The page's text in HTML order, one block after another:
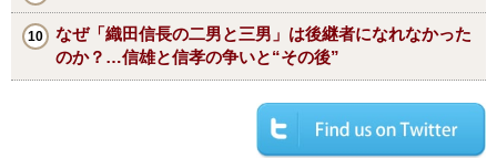
なぜ「織田信長の二男と三男」は後継者になれなかった
のか？…信雄と信孝の争いと“その後”